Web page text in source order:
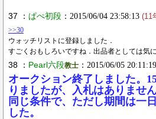
37 ： ぱぺ初段 ：2015/06/04 23:58:13 (11
>>30
ウォッチリストに登録しました．
すごくおもしろいですね．出品者としては気
38 ： Pearl六段教士 ：2015/06/05 20:11:19
オークション終了しました。
りましたが、入札はありません
同じ条件で、ただし期間は一
した。